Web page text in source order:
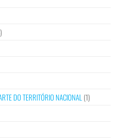
DO TERRITÓRIO NACIONAL (1)